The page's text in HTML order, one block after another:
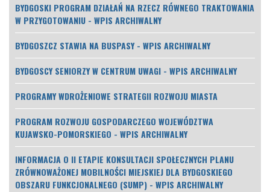
BYDGOSKI PROGRAM DZIAŁAŃ NA RZECZ RÓWNEGO TRAKTOWANIA
W PRZYGOTOWANIU - WPIS ARCHIWALNY
BYDGOSZCZ STAWIA NA BUSPASY - WPIS ARCHIWALNY
BYDGOSCY SENIORZY W CENTRUM UWAGI - WPIS ARCHIWALNY
PROGRAMY WDROŻENIOWE STRATEGII ROZWOJU MIASTA
PROGRAM ROZWOJU GOSPODARCZEGO WOJEWÓDZTWA
KUJAWSKO-POMORSKIEGO - WPIS ARCHIWALNY
INFORMACJA O II ETAPIE KONSULTACJI SPOŁECZNYCH PLANU
ZRÓWNOWAŻONEJ MOBILNOŚCI MIEJSKIEJ DLA BYDGOSKIEGO
OBSZARU FUNKCJONALNEGO (SUMP) - WPIS ARCHIWALNY